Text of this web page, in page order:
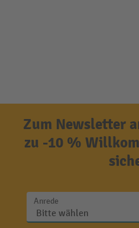
Zum Newsletter
zu -10 %
Anrede